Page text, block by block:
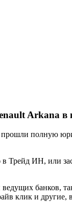
Arkana в
полную
ИН, или
банков,
клик и другие,